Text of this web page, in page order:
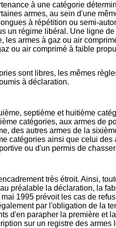
à une catégorie
armes, au sein d'une
à répétition ou semi-
un régime libéral. Une ligne
armes à gaz ou air
ou air comprimé à faible
sont libres, les mêmes
à déclaration.
septième et huitième
catégories, aux armes de
des autres armes de la
catégories ainsi que celui
ou d'un permis de
très étroit. Ainsi,
préalable la déclaration, la
1995 prévoit les cas de
par l'obligation de la
d'en parapher la première et
sur un registre des